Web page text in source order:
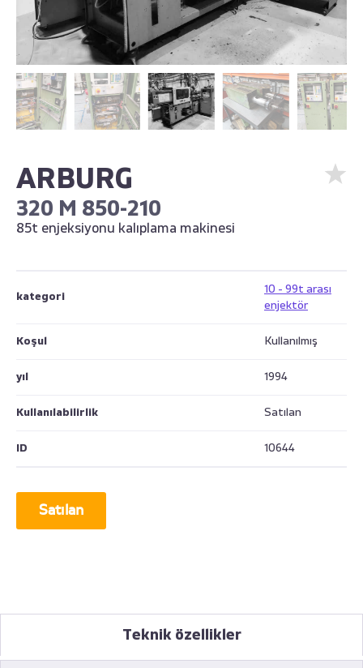
ARBURG
320 M 850-210
85t enjeksiyonu kalıplama makinesi
kategori
10 - 99t arası
enjektör
Koşul Kullanılmış
yıl 1994
Kullanılabilirlik Satılan
ID 10644
Satılan
Teknik özellikler